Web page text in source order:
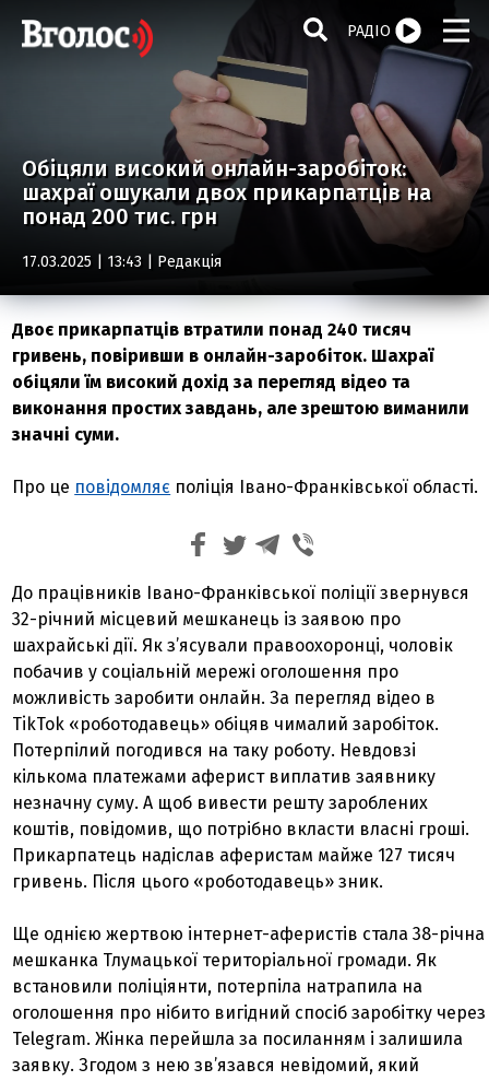
РАДІО
Обіцяли високий онлайн-заробіток:
шахраї ошукали двох прикарпатців на
понад 200 тис. грн
17.03.2025 | 13:43 | Редакція
Двоє прикарпатців втратили понад 240 тисяч
гривень, повіривши в онлайн-заробіток. Шахраї
обіцяли їм високий дохід за перегляд відео та
виконання простих завдань, але зрештою виманили
значні суми.
Про це повідомляє поліція Івано-Франківської області.
До працівників Івано-Франківської поліції звернувся
32-річний місцевий мешканець із заявою про
шахрайські дії. Як з’ясували правоохоронці, чоловік
побачив у соціальній мережі оголошення про
можливість заробити онлайн. За перегляд відео в
TikTok «роботодавець» обіцяв чималий заробіток.
Потерпілий погодився на таку роботу. Невдовзі
кількома платежами аферист виплатив заявнику
незначну суму. А щоб вивести решту зароблених
коштів, повідомив, що потрібно вкласти власні гроші.
Прикарпатець надіслав аферистам майже 127 тисяч
гривень. Після цього «роботодавець» зник.
Ще однією жертвою інтернет-аферистів стала 38-річна
мешканка Тлумацької територіальної громади. Як
встановили поліціянти, потерпіла натрапила на
оголошення про нібито вигідний спосіб заробітку через
Telegram. Жінка перейшла за посиланням і залишила
заявку. Згодом з нею зв’язався невідомий, який